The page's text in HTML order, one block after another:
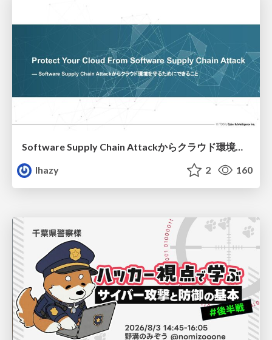
Software Supply Chain Attackからクラウド環境を守るためにできること
lhazy
2 160